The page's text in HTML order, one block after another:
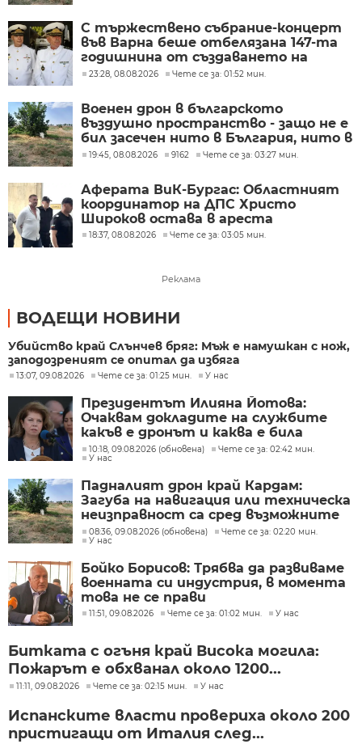
С тържествено събрание-концерт
във Варна беше отбелязана 147-та
годишнина от създаването на
Военноморските сили
23:28, 08.08.2026 Чете се за: 01:52 мин.
Военен дрон в българското
въздушно пространство - защо не е
бил засечен нито в България, нито в
Румъния?
19:45, 08.08.2026 9162 Чете се за: 03:27 мин.
Аферата ВиК-Бургас: Областният
координатор на ДПС Христо
Широков остава в ареста
18:37, 08.08.2026 Чете се за: 03:05 мин.
Реклама
ВОДЕЩИ НОВИНИ
Убийство край Слънчев бряг: Мъж е намушкан с нож,
заподозреният се опитал да избяга
13:07, 09.08.2026 Чете се за: 01:25 мин. У нас
Президентът Илияна Йотова:
Очаквам докладите на службите
какъв е дронът и каква е била
неговата роля
10:18, 09.08.2026 (обновена)
Чете се за: 02:42 мин.
У нас
Падналият дрон край Кардам:
Загуба на навигация или техническа
неизправност са сред възможните
причини
08:36, 09.08.2026 (обновена)
Чете се за: 02:20 мин.
У нас
Бойко Борисов: Трябва да развиваме
военната си индустрия, в момента
това не се прави
11:51, 09.08.2026 Чете се за: 01:02 мин. У нас
Битката с огъня край Висока могила:
Пожарът е обхванал около 1200...
11:11, 09.08.2026 Чете се за: 02:15 мин. У нас
Испанските власти провериха около 200
пристигащи от Италия след...